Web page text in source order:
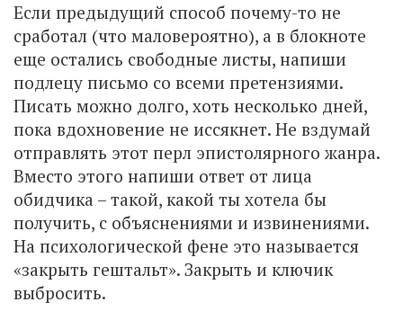
Если предыдущий способ почему-то не
сработал (что маловероятно), а в блокноте
еще остались свободные листы, напиши
подлецу письмо со всеми претензиями.
Писать можно долго, хоть несколько дней,
пока вдохновение не иссякнет. Не вздумай
отправлять этот перл эпистолярного жанра.
Вместо этого напиши ответ от лица
обидчика – такой, какой ты хотела бы
получить, с объяснениями и извинениями.
На психологической фене это называется
«закрыть гештальт». Закрыть и ключик
выбросить.